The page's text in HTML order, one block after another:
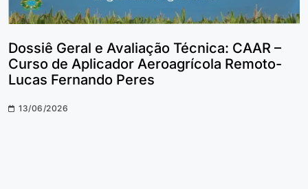
Dossiê Geral e Avaliação Técnica: CAAR –
Curso de Aplicador Aeroagrícola Remoto-
Lucas Fernando Peres
13/06/2026